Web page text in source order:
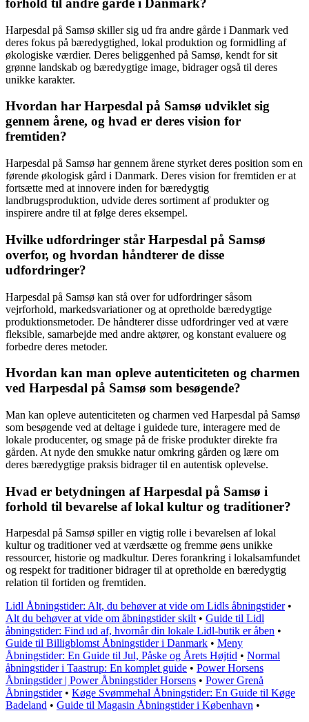
forhold til andre gårde i Danmark?
Harpesdal på Samsø skiller sig ud fra andre gårde i Danmark ved
deres fokus på bæredygtighed, lokal produktion og formidling af
økologiske værdier. Deres beliggenhed på Samsø, kendt for sit
grønne landskab og bæredygtige image, bidrager også til deres
unikke karakter.
Hvordan har Harpesdal på Samsø udviklet sig
gennem årene, og hvad er deres vision for
fremtiden?
Harpesdal på Samsø har gennem årene styrket deres position som en
førende økologisk gård i Danmark. Deres vision for fremtiden er at
fortsætte med at innovere inden for bæredygtig
landbrugsproduktion, udvide deres sortiment af produkter og
inspirere andre til at følge deres eksempel.
Hvilke udfordringer står Harpesdal på Samsø
overfor, og hvordan håndterer de disse
udfordringer?
Harpesdal på Samsø kan stå over for udfordringer såsom
vejrforhold, markedsvariationer og at opretholde bæredygtige
produktionsmetoder. De håndterer disse udfordringer ved at være
fleksible, samarbejde med andre aktører, og konstant evaluere og
forbedre deres metoder.
Hvordan kan man opleve autenticiteten og charmen
ved Harpesdal på Samsø som besøgende?
Man kan opleve autenticiteten og charmen ved Harpesdal på Samsø
som besøgende ved at deltage i guidede ture, interagere med de
lokale producenter, og smage på de friske produkter direkte fra
gården. At nyde den smukke natur omkring gården og lære om
deres bæredygtige praksis bidrager til en autentisk oplevelse.
Hvad er betydningen af Harpesdal på Samsø i
forhold til bevarelse af lokal kultur og traditioner?
Harpesdal på Samsø spiller en vigtig rolle i bevarelsen af lokal
kultur og traditioner ved at værdsætte og fremme øens unikke
ressourcer, historie og madkultur. Deres forankring i lokalsamfundet
og respekt for traditioner bidrager til at opretholde en bæredygtig
relation til fortiden og fremtiden.
Lidl Åbningstider: Alt, du behøver at vide om Lidls åbningstider•
Alt du behøver at vide om åbningstider skilt • Guide til Lidl
åbningstider: Find ud af, hvornår din lokale Lidl-butik er åben •
Guide til Billigblomst Åbningstider i Danmark • Meny
Åbningstider: En Guide til Jul, Påske og Årets Højtid • Normal
åbningstider i Taastrup: En komplet guide • Power Horsens
Åbningstider | Power Åbningstider Horsens • Power Grenå
Åbningstider• Køge Svømmehal Åbningstider: En Guide til Køge
Badeland • Guide til Magasin Åbningstider i København •